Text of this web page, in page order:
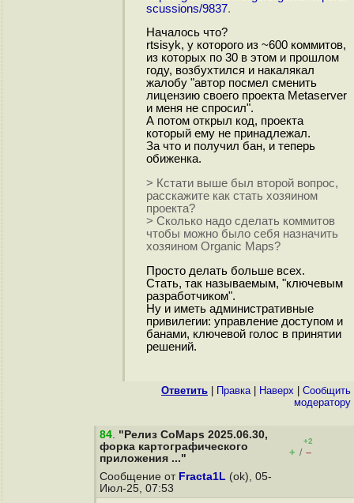
scussions/9837.
Началось что?
rtsisyk, у которого из ~600 коммитов,
из которых по 30 в этом и прошлом
году, возбухтился и накалякал
жалобу "автор посмел сменить
лицензию своего проекта Metaserver
и меня не спросил".
А потом открыл код, проекта
который ему не принадлежал.
За что и получил бан, и теперь
обиженка.
> Кстати выше был второй вопрос,
расскажите как стать хозяином
проекта?
> Сколько надо сделать коммитов
чтобы можно было себя назначить
хозяином Organic Maps?
Просто делать больше всех.
Стать, так называемым, "ключевым
разработчиком".
Ну и иметь административные
привилегии: управление доступом и
банами, ключевой голос в принятии
решений.
Ответить Правка| Наверх
Cообщить
модератору
84. "Релиз CoMaps 2025.06.30,
форка картографического
приложения ..."
+2
+ / –
Сообщение от Fracta1L (ok), 05-
Июл-25, 07:53